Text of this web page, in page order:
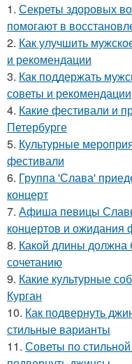
1. Секреты здоровых
помогают в
2. Как улучшить
и рекомендации
3. Как поддержать
советы и рекомендации
4. Какие фестивали и
Петербурге
5. Культурные
фестивали
6. Группа 'Слава'
концерт
7. Афиша певицы
концертов и ожидания
8. Какой длины должна
сочетанию
9. Какие культурные
Курган
10. Как подвернуть
стильные варианты
11. Советы по